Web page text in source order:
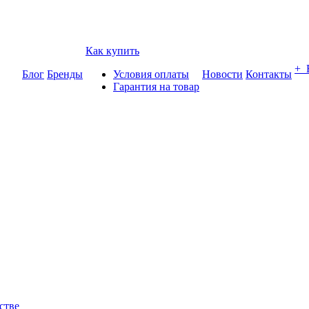
Блог Бренды
Как купить
Условия оплаты
Гарантия на товар
Новости Контакты +